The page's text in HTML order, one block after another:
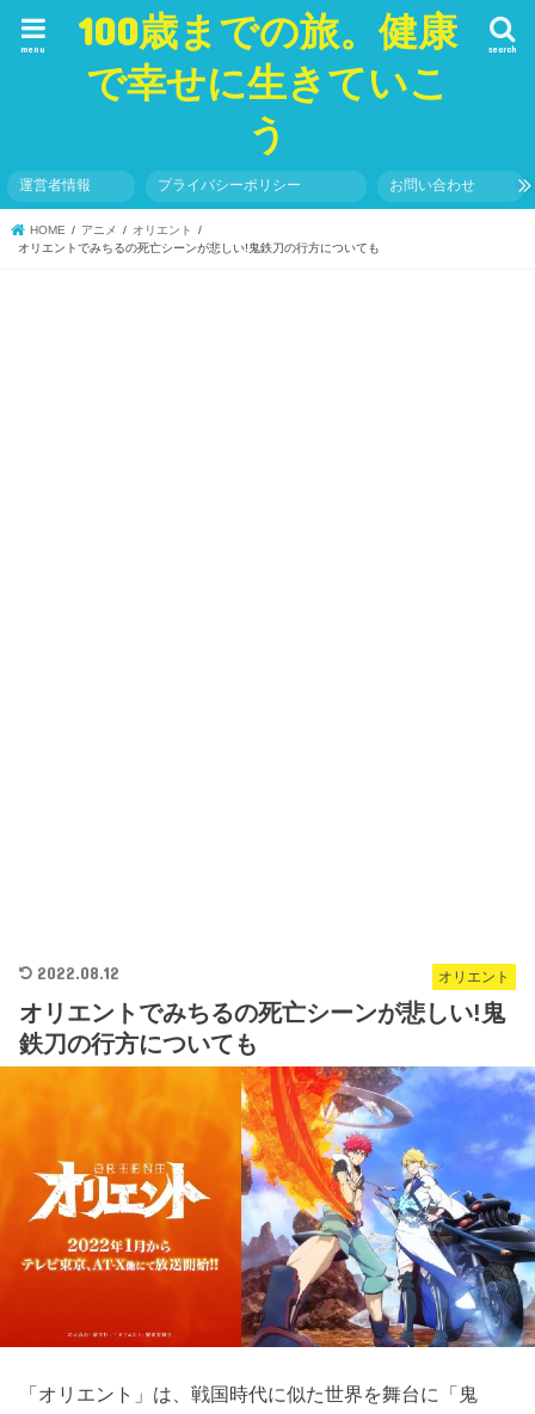
100歳までの旅。健康
で幸せに生きていこ
う
search
menu
運営者情報 プライバシーポリシー お問い合わせ
HOME アニメ
オリエント
オリエントでみちるの死亡シーンが悲しい!鬼鉄刀の行方についても
オリエント
2022.08.12
オリエントでみちるの死亡シーンが悲しい!鬼
鉄刀の行方についても
「オリエント」は、戦国時代に似た世界を舞台に「鬼